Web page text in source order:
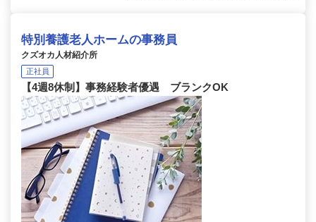
特別養護老人ホームの事務員
クズオカ人材紹介所
正社員
【4週8休制】事務経験者優遇 ブランクOK